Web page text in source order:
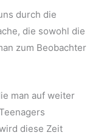
durch die
die sowohl die
zum Beobachter
man auf weiter
diese Zeit